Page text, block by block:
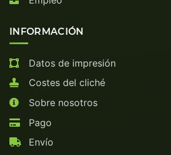
INFORMACIÓN
Datos de impresión
Costes del cliché
Sobre nosotros
Pago
Envío